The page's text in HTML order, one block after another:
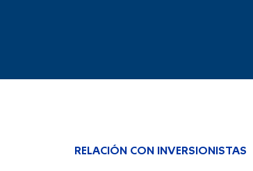
RELACIÓN CON INVERSIONISTAS